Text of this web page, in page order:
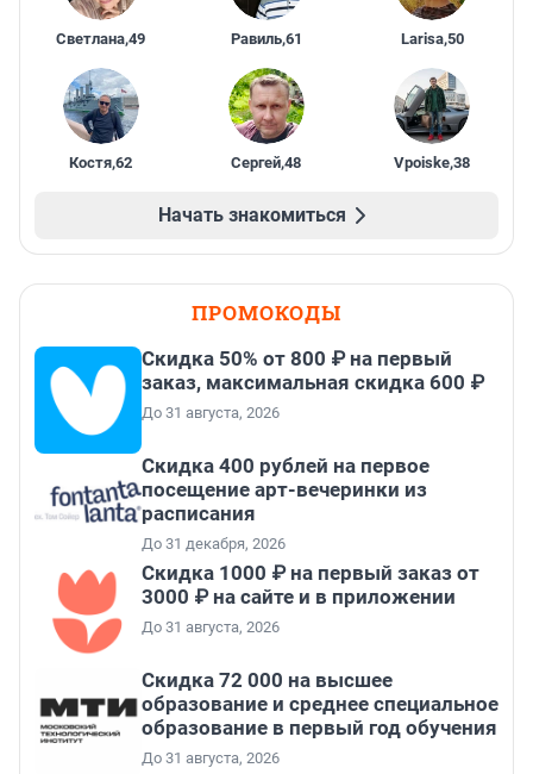
Светлана,49 Равиль,61 Larisa,50
Костя,62 Сергей,48 Vpoiske,38
Начать знакомиться
ПРОМОКОДЫ
Скидка 50% от 800 ₽ на первый
заказ, максимальная скидка 600 ₽
До 31 августа, 2026
Cкидка 400 рублей на первое
посещение арт-вечеринки из
расписания
До 31 декабря, 2026
Скидка 1000 ₽ на первый заказ от
3000 ₽ на сайте и в приложении
До 31 августа, 2026
Скидка 72 000 на высшее
образование и среднее специальное
образование в первый год обучения
До 31 августа, 2026